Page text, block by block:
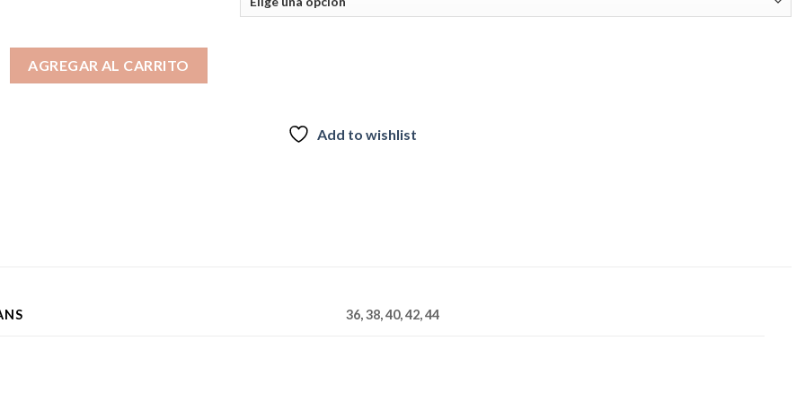
$49.990.$39.990.
AGREGAR AL CARRITO
Add to wishlist
36, 38, 40, 42, 44